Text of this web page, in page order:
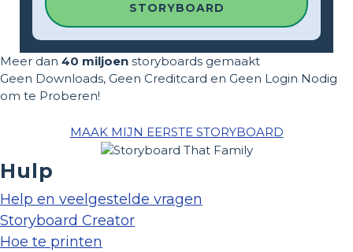
STORYBOARD
Meer dan 40 miljoen storyboards gemaakt
Geen Downloads, Geen Creditcard en Geen Login Nodig
om te Proberen!
MAAK MIJN EERSTE STORYBOARD
Hulp
Help en veelgestelde vragen
Storyboard Creator
Hoe te printen